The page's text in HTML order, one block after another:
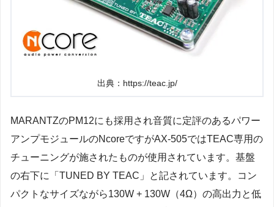
出典：https://teac.jp/
MARANTZのPM12にも採用され音質に定評のあるパワー
アンプモジュールのNcoreですがAX-505ではTEAC専用の
チューニングが施されたものが使用されています。基盤
の右下に「TUNED BY TEAC」と記されています。コン
パクトなサイズながら130W + 130W（4Ω）の高出力と低